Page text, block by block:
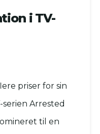
i TV-
priser for sin
Arrested
til en